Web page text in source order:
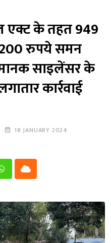
एक्ट के तहत 949
रुपये समन
साइलेंसर के
कार्रवाई
18 JANUARY 2024
WhatsappCloud